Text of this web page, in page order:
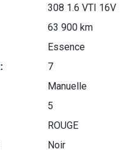
308 1.6 VTI 16V
63 900 km
Essence
7
Manuelle
5
ROUGE
Noir